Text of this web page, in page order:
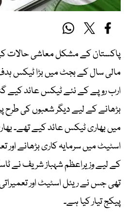
پاکستان کے مشکل معاشی حالات
ارب روپے کے نئے ٹیکس عائد کیے
بڑھانے کے لیے دیگر شعبوں کی طرح
میں بھاری ٹیکس عائد کیے تھے۔
اسٹیٹ میں سرمایہ کاری بڑھانے اور
کے لیے وزیراعظم شہباز شریف نے
تھی جس نے ریئل اسٹیٹ اور
پیکج تیار کیا ہے۔